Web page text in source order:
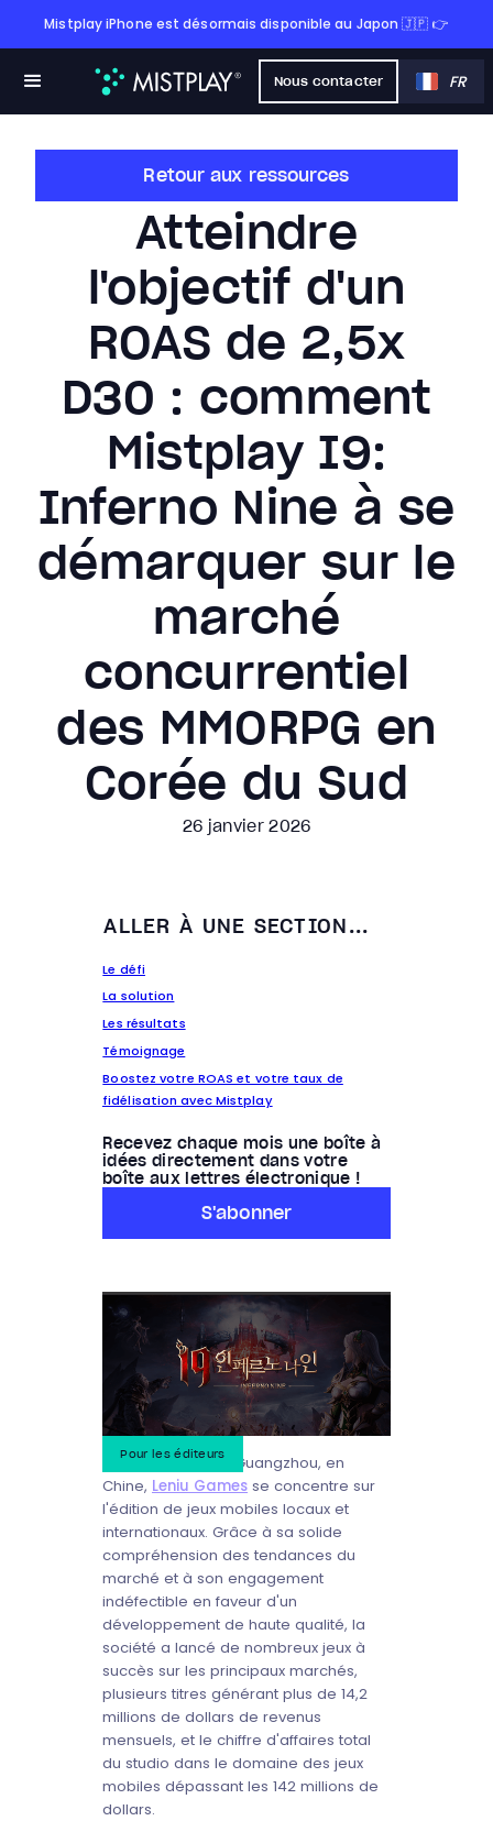
Mistplay iPhone est désormais disponible au Japon 🇯🇵 👉
FR
Nous contacter
Retour aux ressources
Atteindre
l'objectif d'un
ROAS de 2,5x
D30 : comment
Mistplay I9:
Inferno Nine à se
démarquer sur le
marché
concurrentiel
des MMORPG en
Corée du Sud
26 janvier 2026
ALLER À UNE SECTION...
Le défi
La solution
Les résultats
Témoignage
Boostez votre ROAS et votre taux de
fidélisation avec Mistplay
Recevez chaque mois une boîte à
idées directement dans votre
boîte aux lettres électronique !
S'abonner
Pour les éditeurs
Fondée en 2015 à Guangzhou, en
Chine, Leniu Games se concentre sur
l'édition de jeux mobiles locaux et
internationaux. Grâce à sa solide
compréhension des tendances du
marché et à son engagement
indéfectible en faveur d'un
développement de haute qualité, la
société a lancé de nombreux jeux à
succès sur les principaux marchés,
plusieurs titres générant plus de 14,2
millions de dollars de revenus
mensuels, et le chiffre d'affaires total
du studio dans le domaine des jeux
mobiles dépassant les 142 millions de
dollars.